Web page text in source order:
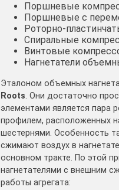
Поршневые
Поршневые с
Роторно-
Спиральные
Винтовые
Нагнетатели
Эталоном объемных
Roots. Они достаточно
элементами является пара
профилем, расположенных
шестернями. Особенность
сжимают воздух в
основном тракте. По этой
нагнетателями с внешним
работы агрегата: